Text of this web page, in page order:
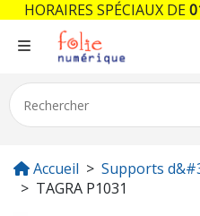
Accueil
Supports
TAGRA P1031
HORAIRES SPÉCIAUX DE